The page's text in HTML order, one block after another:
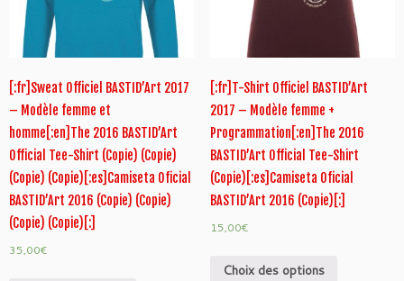
[:fr]Sweat Officiel BASTID’Art 2017
– Modèle femme et
homme[:en]The 2016 BASTID’Art
Official Tee-Shirt (Copie) (Copie)
(Copie) (Copie)[:es]Camiseta Oficial
BASTID’Art 2016 (Copie) (Copie)
(Copie) (Copie)[:]
35,00€
[:fr]T-Shirt Officiel BASTID’Art
2017 – Modèle femme +
Programmation[:en]The 2016
BASTID’Art Official Tee-Shirt
(Copie)[:es]Camiseta Oficial
BASTID’Art 2016 (Copie)[:]
15,00€
Choix des options